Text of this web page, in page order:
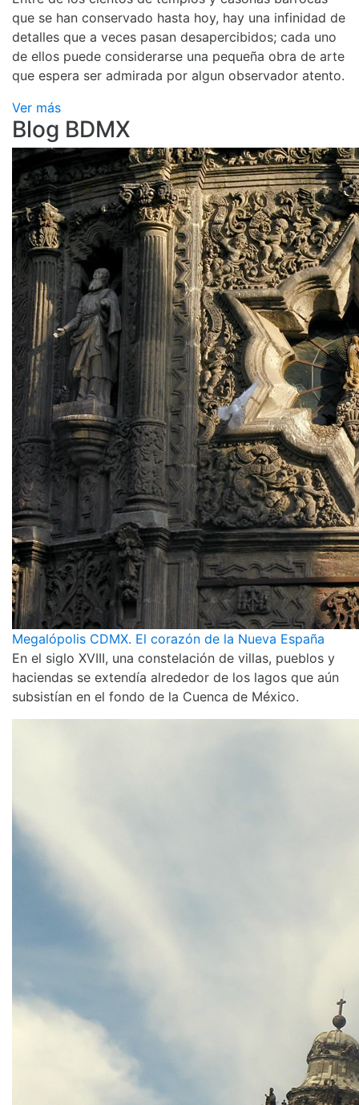
que se han conservado hasta hoy, hay una infinidad de
detalles que a veces pasan desapercibidos; cada uno
de ellos puede considerarse una pequeña obra de arte
que espera ser admirada por algun observador atento.
Ver más
Blog BDMX
Megalópolis CDMX. El corazón de la Nueva España
En el siglo XVIII, una constelación de villas, pueblos y
haciendas se extendía alrededor de los lagos que aún
subsistían en el fondo de la Cuenca de México.